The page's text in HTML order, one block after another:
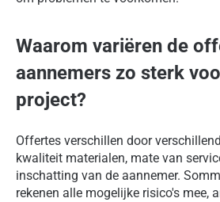
Waarom variëren de
aannemers zo sterk
project?
Offertes verschillen door
kwaliteit materialen, mate van
inschatting van de aannemer.
rekenen alle mogelijke risico's mee,